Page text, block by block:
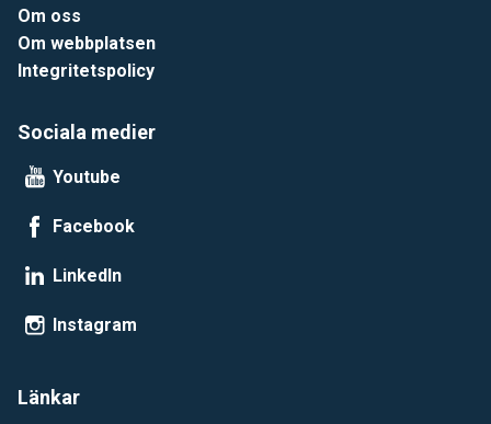
Om oss
Om webbplatsen
Integritetspolicy
Sociala medier
Youtube
Facebook
LinkedIn
Instagram
Länkar